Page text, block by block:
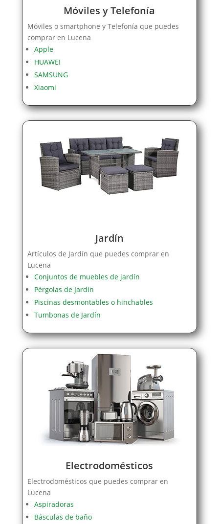
Móviles y Telefonía
Móviles o smartphone y Telefonía que puedes
comprar en Lucena
Apple
HUAWEI
SAMSUNG
Xiaomi
Jardín
Artículos de Jardín que puedes comprar en
Lucena
Conjuntos de muebles de jardín
Pérgolas de Jardín
Piscinas desmontables o hinchables
Tumbonas de Jardín
Electrodomésticos
Electrodomésticos que puedes comprar en
Lucena
Aspiradoras
Básculas de baño